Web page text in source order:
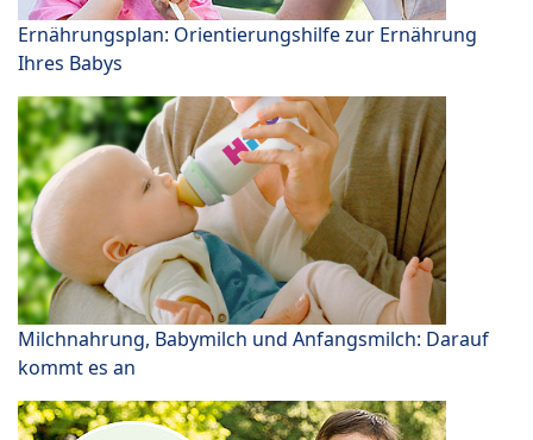
Ernährungsplan: Orientierungshilfe zur Ernährung
Ihres Babys
Milchnahrung, Babymilch und Anfangsmilch: Darauf
kommt es an